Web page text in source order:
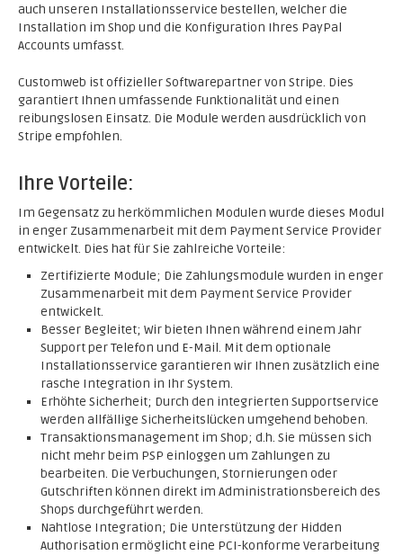
auch unseren Installationsservice bestellen, welcher die
Installation im Shop und die Konfiguration Ihres PayPal
Accounts umfasst.
Customweb ist offizieller Softwarepartner von Stripe. Dies
garantiert Ihnen umfassende Funktionalität und einen
reibungslosen Einsatz. Die Module werden ausdrücklich von
Stripe empfohlen.
Ihre Vorteile:
Im Gegensatz zu herkömmlichen Modulen wurde dieses Modul
in enger Zusammenarbeit mit dem Payment Service Provider
entwickelt. Dies hat für Sie zahlreiche Vorteile:
Zertifizierte Module; Die Zahlungsmodule wurden in enger
Zusammenarbeit mit dem Payment Service Provider
entwickelt.
Besser Begleitet; Wir bieten Ihnen während einem Jahr
Support per Telefon und E-Mail. Mit dem optionale
Installationsservice garantieren wir Ihnen zusätzlich eine
rasche Integration in Ihr System.
Erhöhte Sicherheit; Durch den integrierten Supportservice
werden allfällige Sicherheitslücken umgehend behoben.
Transaktionsmanagement im Shop; d.h. Sie müssen sich
nicht mehr beim PSP einloggen um Zahlungen zu
bearbeiten. Die Verbuchungen, Stornierungen oder
Gutschriften können direkt im Administrationsbereich des
Shops durchgeführt werden.
Nahtlose Integration; Die Unterstützung der Hidden
Authorisation ermöglicht eine PCI-konforme Verarbeitung